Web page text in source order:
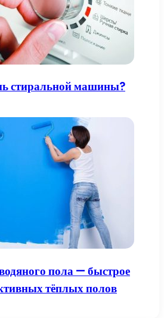
стиральной машины?
пола — быстрое
тёплых полов